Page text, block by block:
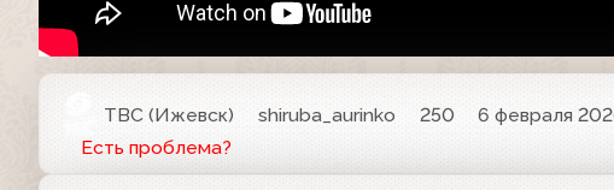
ТВС (Ижевск) shiruba_aurinko 250
6 февраля
Есть проблема?